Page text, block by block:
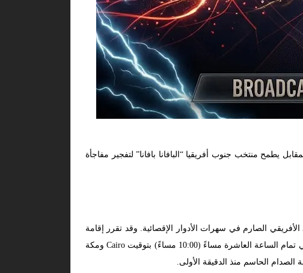
يطمح منتخب جنوب أفريقيا “البافانا بافانا” لتفجير مفاجأة
الصارم في سهرات الأدوار الإقصائية. وقد تقرر إقامة
مساء اليوم الأحد، الموافق 28 يونيو 2026. حيث ستنطلق صافرة بداية الملحمة رسمياً في تمام الساعة العاشرة مساءً (10:00 مساءً) بتوقيت Cairo ومكة
الصدام الحاسم منذ الدقيقة الأولى.